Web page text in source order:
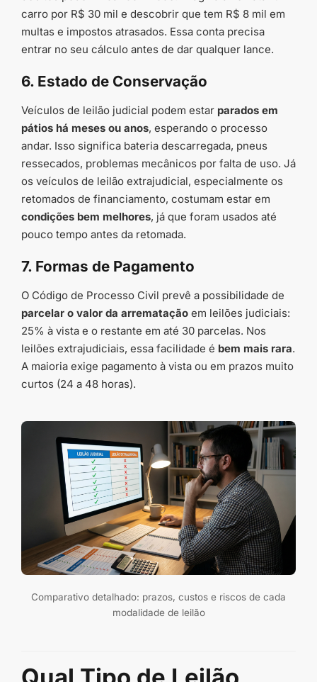
carro por R$ 30 mil e descobrir que tem R$ 8 mil em
multas e impostos atrasados. Essa conta precisa
entrar no seu cálculo antes de dar qualquer lance.
6. Estado de Conservação
Veículos de leilão judicial podem estar parados em
pátios há meses ou anos, esperando o processo
andar. Isso significa bateria descarregada, pneus
ressecados, problemas mecânicos por falta de uso. Já
os veículos de leilão extrajudicial, especialmente os
retomados de financiamento, costumam estar em
condições bem melhores, já que foram usados até
pouco tempo antes da retomada.
7. Formas de Pagamento
O Código de Processo Civil prevê a possibilidade de
parcelar o valor da arrematação em leilões judiciais:
25% à vista e o restante em até 30 parcelas. Nos
leilões extrajudiciais, essa facilidade é bem mais rara.
A maioria exige pagamento à vista ou em prazos muito
curtos (24 a 48 horas).
Comparativo detalhado: prazos, custos e riscos de cada
modalidade de leilão